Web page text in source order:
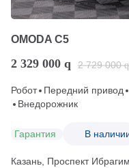
OMODA C5
2 329 000 q 2 729 000 q
Робот Передний привод
Внедорожник
Гарантия В
Казань, Проспект